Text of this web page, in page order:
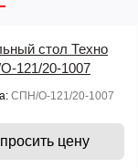
стол Техно
121/20-1007
СПН/О-121/20-1007
цену